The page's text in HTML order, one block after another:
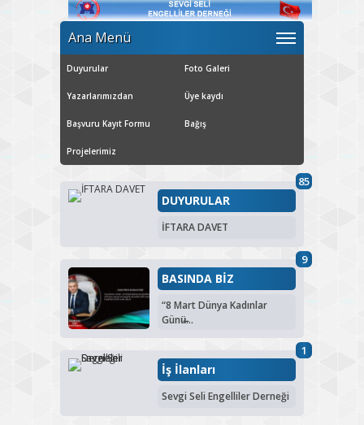
Ana Menü
Duyurular Foto Galeri
Yazarlarımızdan Üye kaydı
Başvuru Kayıt Formu Bağış
Projelerimiz
85
DUYURULAR
İFTARA DAVET
9
BASINDA BİZ
“8 Mart Dünya Kadınlar
Günü̶...
1
İş İlanları
Sevgi Seli Engelliler Derneği